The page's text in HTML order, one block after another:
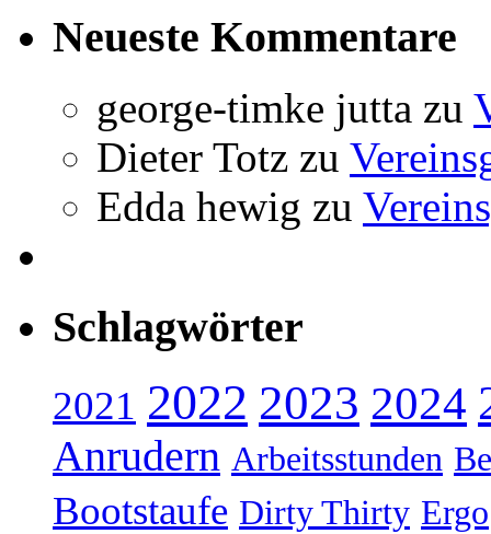
Neueste Kommentare
george-timke jutta zu
Dieter Totz zu
Edda hewig zu
Schlagwörter
2021 2022 2023 2024
Anrudern Arbeitsstunden
Bootstaufe Dirty Thirty Ergo